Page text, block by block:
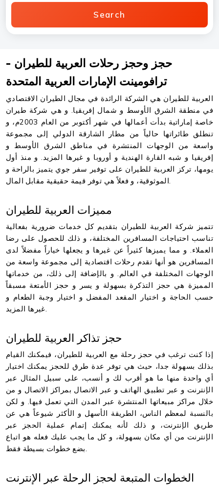
Search
حجز وحجز رحلات العربية للطيران -
ترافومينت الإمارات العربية المتحدة
العربية للطيران هي الشركة الرائدة في مجال الطيران الاقتصادي
في منطقة الشرق الأوسط و شمال إفريقيا. و هي شركة طيران
خاصة إماراتية بدأت أعمالها في شهر أكتوبر من العام 2003م، و
تنطلق طائراتها حالياً من مطار الشارقة الدولي إلى مجموعة
واسعة من الوجهات المنتشرة في مناطق الشرق الأوسط و
إفريقيا و شبه القارة الهندية و أوروبا و غيرها المزيد. و منذ أول
يومها، تركز العربية للطيران على توفير سفر جوي يتميز بالراحة و
مميزات العربية للطيران
تتميز شركة العربية للطيران بتقديم كل خدمات ضرورية بفعالية
تناسب احتياجات المسافرين المختلفة، و ذلك للحصول على رضا
العملاء. و مما يميزها كثيراً عن غيرها و يجعلها خياراً مفضلاً لدى
المسافرين هو أنها تقدم رحلات اقتصادية إلى مجموعة واسعة من
الوجهات المختلفة في العالم. و بالإضافة إلى ذلك، من خدماتها
المميزة هي حجز التذكرة بسهولة و يسر و حجز الأمتعة مسبقاً
حسب الحاجة و اختيار المقعد المفضل و اختيار وجبة الطعام و
حجز تذاكر العربية للطيران
إذا كنت ترغب في حجز رحلة مع العربية للطيران، فيمكنك القيام
بذلك بسهولة جدا، حيث هي توفر عدة طرق للحجز يمكنك اختيار
أي واحدة منها ما هو أقرب لك و أنسب، على سبيل المثال عبر
الإنترنت و عبر تطبيق الهاتف و عبر الاتصال بمراكز الاتصال و من
خلال مراكز مبيعاتها المنتشرة عبر المدن التي تعمل فيها. و لكن
بالنسبة لمعظم الناس، الطريقة الأسهل و الأكثر شيوعاً هي عن
طريق الإنترنت، و ذلك لأنه يمكنك إتمام عملية الحجز عبر
الإنترنت من أي مكان بسهولة، و كل ما يجب عليك فعله هو اتباع
الخطوات المتبعة لحجز الرحلة عبر الإنترنت